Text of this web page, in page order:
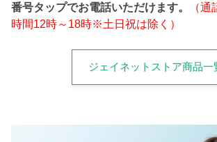
番号タップでお電話いただけます。
（
時間12時～18時※土日祝は除く）
ジェイネットストア商品一